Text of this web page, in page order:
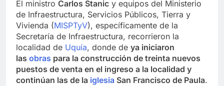
El ministro Carlos Stanic y equipos del Ministerio
de Infraestructura, Servicios Públicos, Tierra y
Vivienda (MISPTyV), específicamente de la
Secretaría de Infraestructura, recorrieron la
localidad de Uquía, donde de ya iniciaron
las obras para la construcción de treinta nuevos
puestos de venta en el ingreso a la localidad y
continúan las de la iglesia San Francisco de Paula.